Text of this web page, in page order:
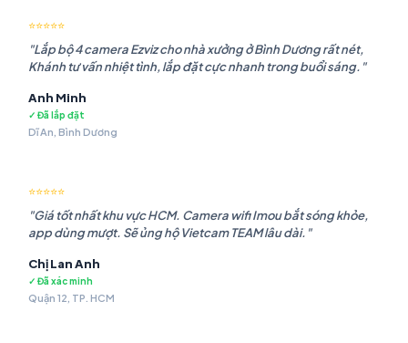
⭐⭐⭐⭐⭐
"Lắp bộ 4 camera Ezviz cho nhà xưởng ở Bình Dương rất nét,
Khánh tư vấn nhiệt tình, lắp đặt cực nhanh trong buổi sáng."
Anh Minh
✓ Đã lắp đặt
Dĩ An, Bình Dương
⭐⭐⭐⭐⭐
"Giá tốt nhất khu vực HCM. Camera wifi Imou bắt sóng khỏe,
app dùng mượt. Sẽ ủng hộ Vietcam TEAM lâu dài."
Chị Lan Anh
✓ Đã xác minh
Quận 12, TP. HCM